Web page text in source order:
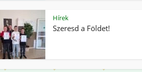
Hírek
Szeresd a Földet!